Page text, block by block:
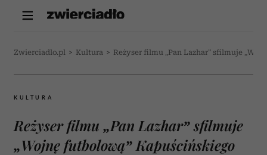
Zwierciadlo.pl > Kultura > Reżyser filmu „Pan Lazhar” sfilmuje
KULTURA
Reżyser filmu „Pan Lazhar” sfilmuje
„Wojnę futbolową” Kapuścińskiego